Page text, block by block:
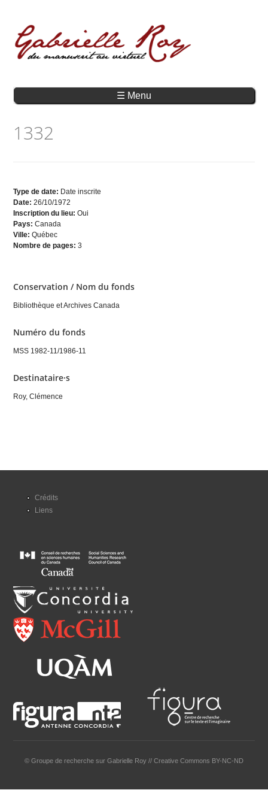
☰ Menu
1332
Type de date: Date inscrite
Date:26/10/1972
Inscription du lieu:Oui
Pays:Canada
Ville:Québec
Nombre de pages:3
Conservation / Nom du fonds
Bibliothèque et Archives Canada
Numéro du fonds
MSS 1982-11/1986-11
Destinataire·s
Roy, Clémence
Crédits
Liens
© Groupe de recherche sur Gabrielle Roy // Creative Commons BY-NC-ND